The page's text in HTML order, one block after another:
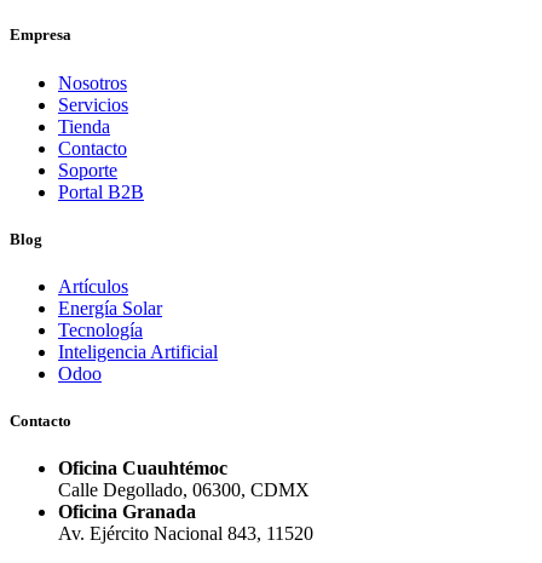
Empresa
Nosotros
Servicios
Tienda
Contacto
Soporte
Portal B2B
Blog
Artículos
Energía Solar
Tecnología
Inteligencia Artificial
Odoo
Contacto
Oficina Cuauhtémoc
Calle Degollado, 06300, CDMX
Oficina Granada
Av. Ejército Nacional 843, 11520